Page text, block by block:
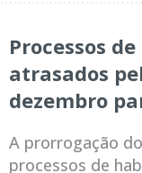
Processos
atrasados
dezembro
A prorrogação
processos de